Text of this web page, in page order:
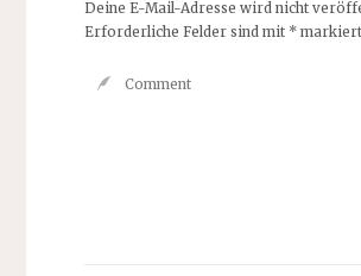
Deine E-Mail-Adresse wird nicht
Erforderliche Felder sind mit *markiert